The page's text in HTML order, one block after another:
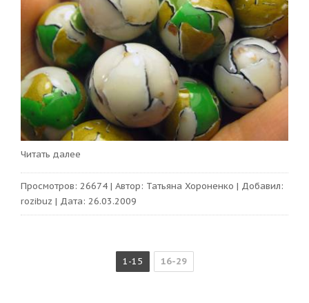
Читать далее
Просмотров: 26674 | Автор: Татьяна Хороненко | Добавил:
rozibuz | Дата: 26.03.2009
1-15 16-29